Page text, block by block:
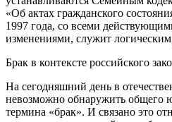
«Об актах гражданского
1997 года, со всеми
изменениями, служит
Брак в контексте российского
На сегодняшний день в
невозможно обнаружить общего
термина «брак». И связано это